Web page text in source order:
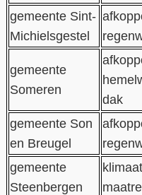
gemeente Sint-
Michielsgestel
gemeente
Someren
dak
gemeente Son
en Breugel
gemeente
Steenbergen